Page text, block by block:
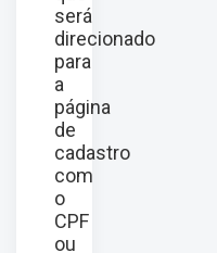
será
direcionado
para
a
página
de
cadastro
com
o
CPF
ou